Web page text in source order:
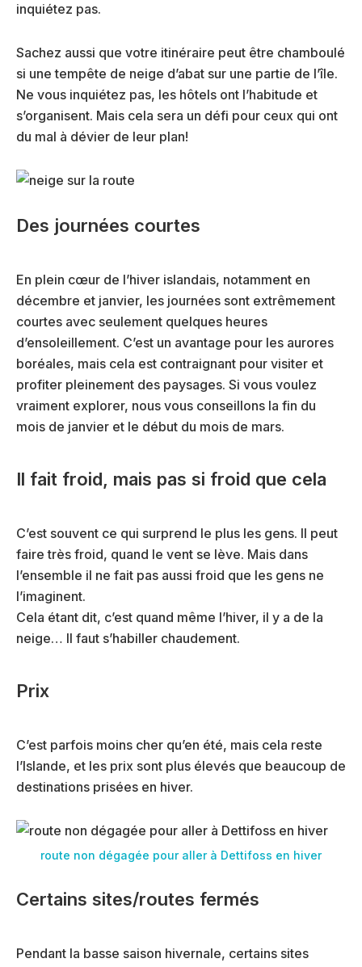
inquiétez pas.
Sachez aussi que votre itinéraire peut être chamboulé
si une tempête de neige d’abat sur une partie de l’île.
Ne vous inquiétez pas, les hôtels ont l’habitude et
s’organisent. Mais cela sera un défi pour ceux qui ont
du mal à dévier de leur plan!
Des journées courtes
En plein cœur de l’hiver islandais, notamment en
décembre et janvier, les journées sont extrêmement
courtes avec seulement quelques heures
d’ensoleillement. C’est un avantage pour les aurores
boréales, mais cela est contraignant pour visiter et
profiter pleinement des paysages. Si vous voulez
vraiment explorer, nous vous conseillons la fin du
mois de janvier et le début du mois de mars.
Il fait froid, mais pas si froid que cela
C’est souvent ce qui surprend le plus les gens. Il peut
faire très froid, quand le vent se lève. Mais dans
l’ensemble il ne fait pas aussi froid que les gens ne
l’imaginent.
Cela étant dit, c’est quand même l’hiver, il y a de la
neige… Il faut s’habiller chaudement.
Prix
C’est parfois moins cher qu’en été, mais cela reste
l’Islande, et les prix sont plus élevés que beaucoup de
destinations prisées en hiver.
route non dégagée pour aller à Dettifoss en hiver
Certains sites/routes fermés
Pendant la basse saison hivernale, certains sites